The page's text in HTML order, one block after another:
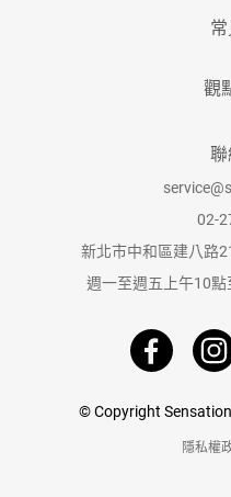
觀
聯
02-
新北市中和區建八路
週一至週五上午10點
© Copyright
隱私權